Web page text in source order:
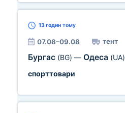
13 годин тому
07.08–09.08 тент
Бургас (BG) — Одеса (UA)
спорттовари